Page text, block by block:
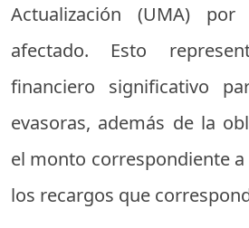
Actualización (UMA) por
afectado. Esto
financiero significativo
evasoras, además de la
el monto correspondiente
los recargos que